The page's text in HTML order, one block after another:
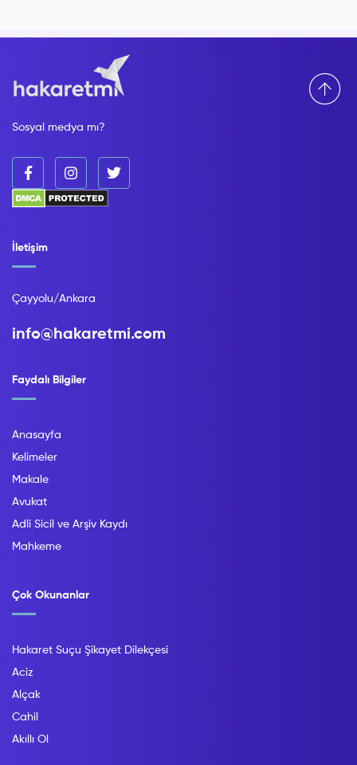
Sosyal medya mı?
Faydalı Bilgiler
Anasayfa
Kelimeler
Makale
Avukat
Adli Sicil ve Arşiv Kaydı
Mahkeme
Çok Okunanlar
Hakaret Suçu Şikayet Dilekçesi
Aciz
Alçak
Cahil
Akıllı Ol
İletişim
Çayyolu/Ankara
info@hakaretmi.com